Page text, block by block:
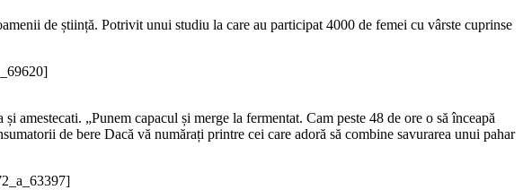
de știință. Potrivit unui studiu la care au participat 4000 de femei cu vârste cuprinse
„Punem capacul și merge la fermentat. Cam peste 48 de ore o să înceapă
de bere Dacă vă numărați printre cei care adoră să combine savurarea unui pahar